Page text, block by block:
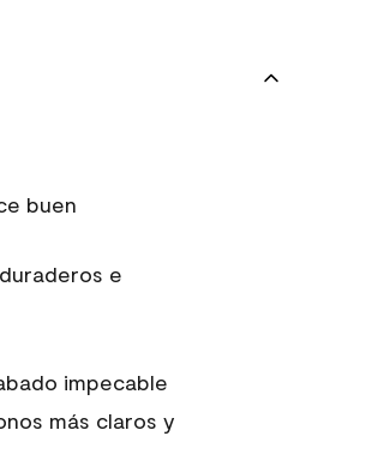
buen
e
impecable
más claros y